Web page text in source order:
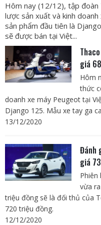
Hôm nay (12/12), tập đoàn
lược sản xuất và kinh
sản phẩm đầu tiên là
sẽ được bán tại Việt...
giá
Hôm
thức
doanh xe máy Peugeot tại
Django 125. Mẫu xe tay ga
13/12/2020
Đánh
giá
Phiên
vừa
triệu đồng sẽ là đối thủ của
720 triệu đồng.
12/12/2020